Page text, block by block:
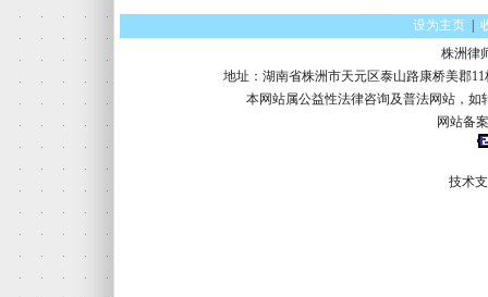
设为主页
株洲律
地址：湖南省株洲市天元区泰山路康桥美郡11
本网站属公益性法律咨询及普法网站，
网站备
技术